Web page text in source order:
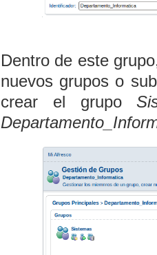
Dentro de este
nuevos grupos o
crear el grupo